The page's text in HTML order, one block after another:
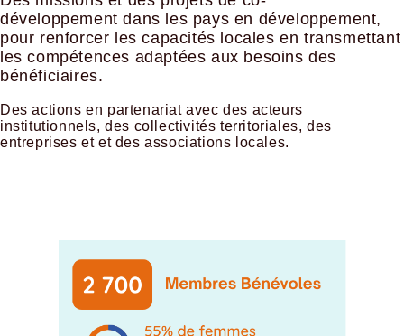
développement dans les pays en développement,
pour renforcer les capacités locales en transmettant
les compétences adaptées aux besoins des
bénéficiaires.
​​​​​​Des actions en partenariat avec des acteurs
institutionnels, des collectivités territoriales, des
entreprises et et des associations locales.